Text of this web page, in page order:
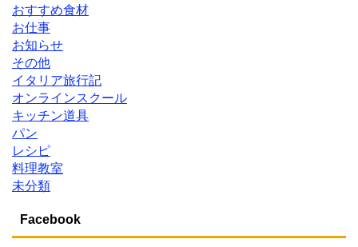
おすすめ食材
お仕事
お知らせ
その他
イタリア旅行記
オンラインスクール
キッチン道具
パン
レシピ
料理教室
未分類
Facebook